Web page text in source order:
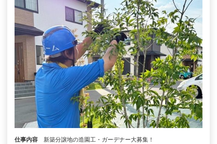
仕事内容
新築分譲地の造園工・ガーデナー大募集！